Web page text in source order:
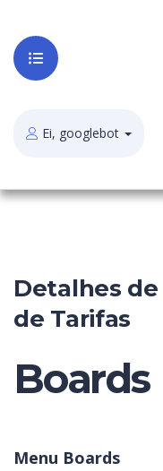
Ei, googlebot
Detalhes
de Tarifas
Boards
Menu Boards